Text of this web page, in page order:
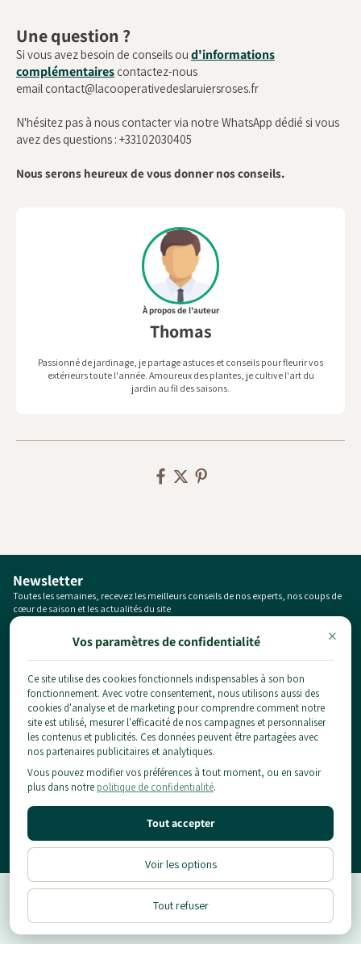
Néflier du Japon en touffe
Une question ?
Si vous avez besoin de conseils ou d'informations
complémentaires contactez-nous
email contact@lacooperativedeslaruiersroses.fr
N'hésitez pas à nous contacter via notre WhatsApp dédié si vous
avez des questions : +33102030405
Nous serons heureux de vous donner nos conseils.
À propos de l'auteur
Thomas
Passionné de jardinage, je partage astuces et conseils pour fleurir vos
extérieurs toute l'année. Amoureux des plantes, je cultive l'art du
jardin au fil des saisons.
Newsletter
Toutes les semaines, recevez les meilleurs conseils de nos experts, nos coups de
cœur de saison et les actualités du site
1 chemin du pont de la planche,
77124 Chauconin-Neufmontiers
01 84 80 65 86
contact@planteidf.fr
À propos
CGV
Mentions Légales & Confidentialité
Politique de Remboursement
Blog
Arbustes
Notre Showroom
Informations pratiques
Conseils
Location
Designé & Developpé parMoon Moon Shopify Agency
×
Vos paramètres de confidentialité
Ce site utilise des cookies fonctionnels indispensables à son bon
fonctionnement. Avec votre consentement, nous utilisons aussi des
cookies d'analyse et de marketing pour comprendre comment notre
site est utilisé, mesurer l'efficacité de nos campagnes et personnaliser
les contenus et publicités. Ces données peuvent être partagées avec
nos partenaires publicitaires et analytiques.
Vous pouvez modifier vos préférences à tout moment, ou en savoir
plus dans notre politique de confidentialité.
Tout accepter
Voir les options
Tout refuser